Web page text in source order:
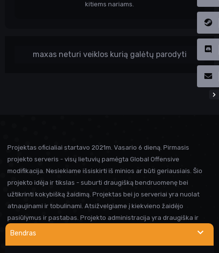
kitiems nariams.
maxas neturi veiklos kurią galėtų parodyti
Bendras
Projektas oficialiai startavo 2021m. Vasario 6 dieną. Pirmasis
projekto serveris - visų lietuvių pamėgta Global Offensive
modifikacija. Nesiekiame išsiskirti iš minios ar būti geriausiais. Šio
projekto idėja ir tikslas - suburti draugišką bendruomenę bei
užtikrinti kokybišką žaidimą. Projektas bei jo serveriai yra nuolat
atnaujinami ir tobulinami. Atsižvelgiame į kiekvieno žaidėjo
pasiūlymus ir pastabas. Projekto administracija yra draugiška ir
visada linkusi padėti prireikus pagalbos. Iki susitikimo serveryje!